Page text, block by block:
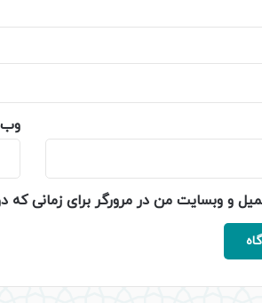
و وبسایت من در مرورگر برای زمانی که